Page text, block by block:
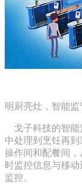
明厨亮灶，智能监
戈子科技的智能
中处理到烹饪再
操作间和配餐间
时监控信息与移
监控。